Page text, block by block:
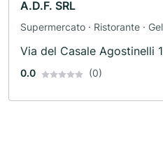
A.D.F. SRL
Supermercato · Ristorante ·
Via del Casale Agostinelli
0.0 (0)